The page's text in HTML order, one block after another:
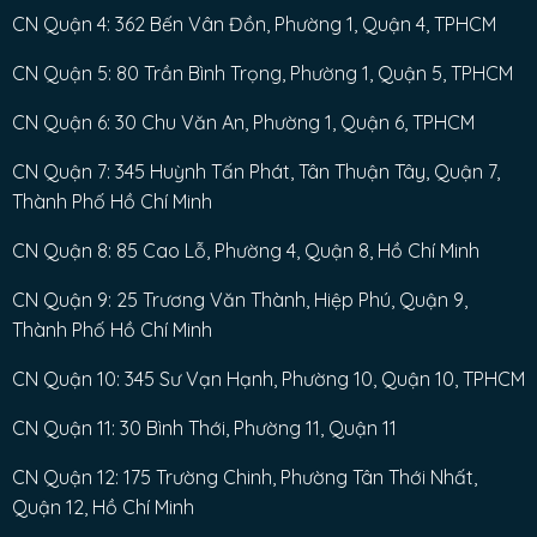
CN Quận 4: 362 Bến Vân Đồn, Phường 1, Quận 4, TPHCM
CN Quận 5: 80 Trần Bình Trọng, Phường 1, Quận 5, TPHCM
CN Quận 6: 30 Chu Văn An, Phường 1, Quận 6, TPHCM
CN Quận 7: 345 Huỳnh Tấn Phát, Tân Thuận Tây, Quận 7,
Thành Phố Hồ Chí Minh
CN Quận 8: 85 Cao Lỗ, Phường 4, Quận 8, Hồ Chí Minh
CN Quận 9: 25 Trương Văn Thành, Hiệp Phú, Quận 9,
Thành Phố Hồ Chí Minh
CN Quận 10: 345 Sư Vạn Hạnh, Phường 10, Quận 10, TPHCM
CN Quận 11: 30 Bình Thới, Phường 11, Quận 11
CN Quận 12: 175 Trường Chinh, Phường Tân Thới Nhất,
Quận 12, Hồ Chí Minh